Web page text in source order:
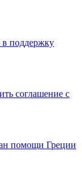
в поддержку
соглашение с
помощи Греции